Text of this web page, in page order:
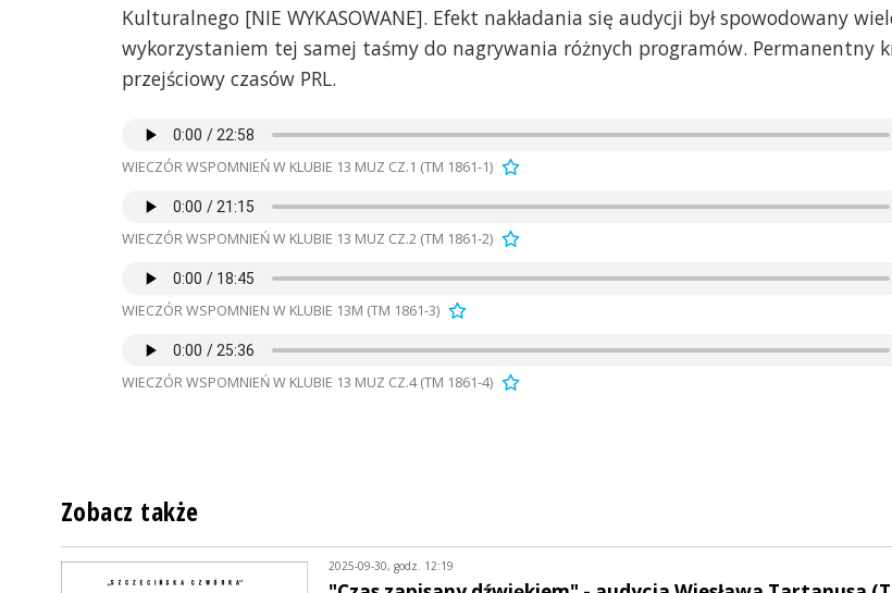
Kulturalnego [NIE WYKASOWANE]. Efekt nakładania się audycji był spowodowany
wykorzystaniem tej samej taśmy do nagrywania różnych programów. Permanentny
przejściowy czasów PRL.
WIECZÓR WSPOMNIEŃ W KLUBIE 13 MUZ CZ.1 (TM 1861-1)
WIECZÓR WSPOMNIEŃ W KLUBIE 13 MUZ CZ.2 (TM 1861-2)
WIECZÓR WSPOMNIEN W KLUBIE 13M (TM 1861-3)
WIECZÓR WSPOMNIEŃ W KLUBIE 13 MUZ CZ.4 (TM 1861-4)
Zobacz także
2025-09-30, godz. 12:19